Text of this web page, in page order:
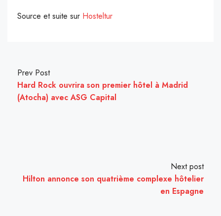
Source et suite sur Hosteltur
Prev Post
Hard Rock ouvrira son premier hôtel à Madrid
(Atocha) avec ASG Capital
Next post
Hilton annonce son quatrième complexe hôtelier
en Espagne